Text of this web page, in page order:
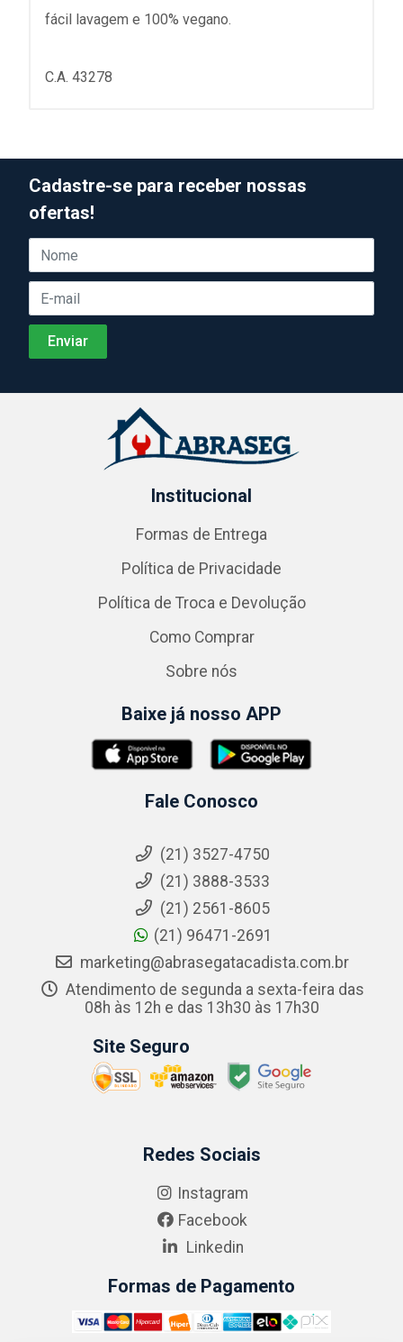
fácil lavagem e 100% vegano.
C.A. 43278
Cadastre-se para receber nossas
ofertas!
Institucional
Formas de Entrega
Política de Privacidade
Política de Troca e Devolução
Como Comprar
Sobre nós
Baixe já nosso APP
Fale Conosco
(21) 3527-4750
(21) 3888-3533
(21) 2561-8605
(21) 96471-2691
marketing@abrasegatacadista.com.br
Atendimento de segunda a sexta-feira das
08h às 12h e das 13h30 às 17h30
Site Seguro
Redes Sociais
Instagram
Facebook
Linkedin
Formas de Pagamento